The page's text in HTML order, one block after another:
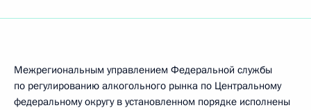
Межрегиональным управлением Федеральной службы
по регулированию алкогольного рынка по Центральному
федеральному округу в установленном порядке исполнены